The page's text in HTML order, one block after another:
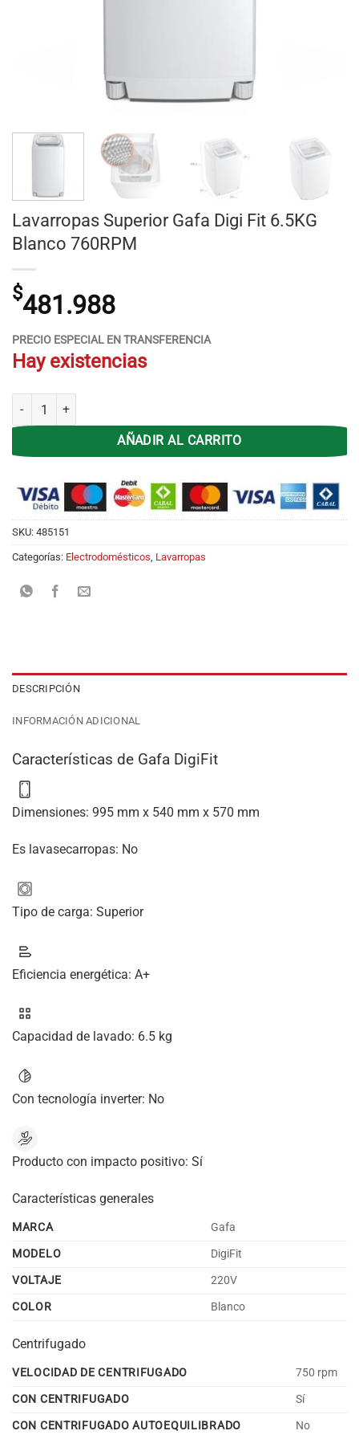
Lavarropas Superior Gafa Digi Fit 6.5KG
Blanco 760RPM
$481.988
PRECIO ESPECIAL EN TRANSFERENCIA
Hay existencias
Lavarropas Superior Gafa Digi Fit 6.5KG Blanco 760RPM cantidad
AÑADIR AL CARRITO
SKU: 485151
Categorías: Electrodomésticos Lavarropas
DESCRIPCIÓN
INFORMACIÓN ADICIONAL
Características de Gafa DigiFit
Dimensiones: 995 mm x 540 mm x 570 mm
Es lavasecarropas: No
Tipo de carga: Superior
Eficiencia energética: A+
Capacidad de lavado: 6.5 kg
Con tecnología inverter: No
Producto con impacto positivo: Sí
Características generales
MARCA
Gafa
MODELO
DigiFit
VOLTAJE
220V
COLOR
Blanco
Centrifugado
VELOCIDAD DE CENTRIFUGADO
750 rpm
CON CENTRIFUGADO
Sí
CON CENTRIFUGADO AUTOEQUILIBRADO
No